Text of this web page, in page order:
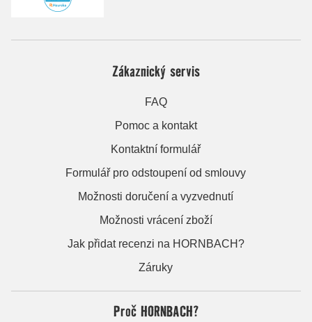
Zákaznický servis
FAQ
Pomoc a kontakt
Kontaktní formulář
Formulář pro odstoupení od smlouvy
Možnosti doručení a vyzvednutí
Možnosti vrácení zboží
Jak přidat recenzi na HORNBACH?
Záruky
Proč HORNBACH?